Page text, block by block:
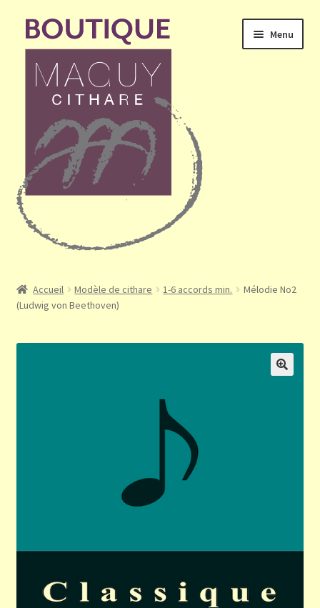
Aller
navigation
Aller
contenu
Menu
le
Mon compte
Validation de la commande
Accueil Modèle de cithare 1-6 accords min.
Mélodie No2
(Ludwig von Beethoven)